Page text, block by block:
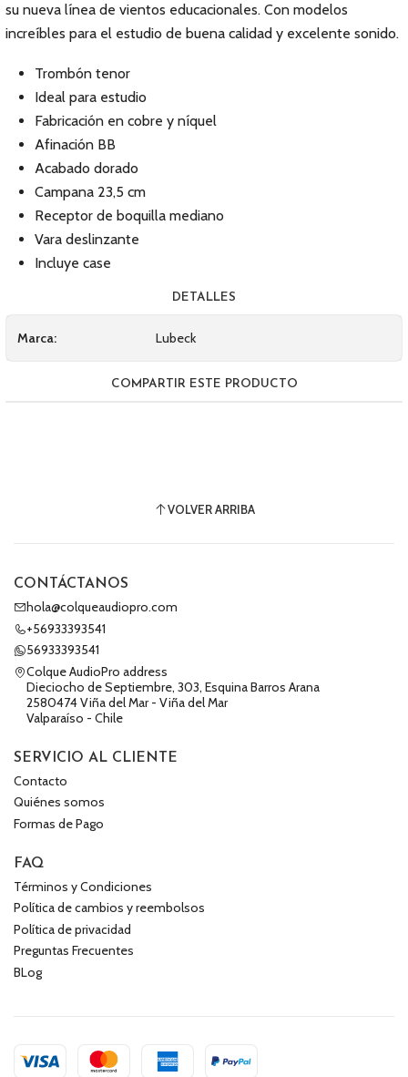
su nueva lí­nea de vientos educacionales. Con modelos
increíbles para el estudio de buena calidad y excelente sonido.
Trombón tenor
Ideal para estudio
Fabricación en cobre y níquel
Afinación BB
Acabado dorado
Campana 23,5 cm
Receptor de boquilla mediano
Vara deslinzante
Incluye case
DETALLES
Marca: Lubeck
COMPARTIR ESTE PRODUCTO
VOLVER ARRIBA
CONTÁCTANOS
hola@colqueaudiopro.com
+56933393541
56933393541
Colque AudioPro address
Dieciocho de Septiembre, 303, Esquina Barros Arana
2580474 Viña del Mar - Viña del Mar
Valparaíso - Chile
SERVICIO AL CLIENTE
Contacto
Quiénes somos
Formas de Pago
FAQ
Términos y Condiciones
Política de cambios y reembolsos
Política de privacidad
Preguntas Frecuentes
BLog